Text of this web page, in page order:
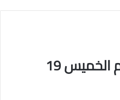
أسعار البيض اليوم الخميس 19